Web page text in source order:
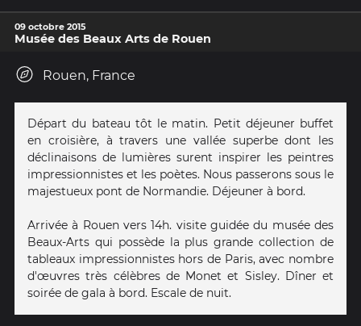
09 octobre 2015
Musée des Beaux Arts de Rouen
Rouen, France
Départ du bateau tôt le matin. Petit déjeuner buffet
en croisière, à travers une vallée superbe dont les
déclinaisons de lumières surent inspirer les peintres
impressionnistes et les poètes. Nous passerons sous le
majestueux pont de Normandie. Déjeuner à bord.
Arrivée à Rouen vers 14h. visite guidée du musée des
Beaux-Arts qui possède la plus grande collection de
tableaux impressionnistes hors de Paris, avec nombre
d'œuvres très célèbres de Monet et Sisley. Dîner et
soirée de gala à bord. Escale de nuit.